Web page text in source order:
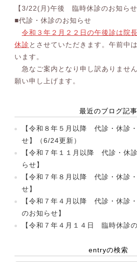
【3/22(月)午後 臨時休診のお知らせ
■代診・休診のお知らせ
令和３年２月２２日の午後診は院
休診とさせていただきます。午前中
います。
急なご案内となり申し訳ありませ
願い申し上げます。
最近のブログ記事
【令和８年５月以降 代診・休診
せ】（6/24更新）
【令和７年１１月以降 代診・休
らせ】
【令和７年８月以降 代診・休診
せ】
【令和７年４月以降 代診・休診
のお知らせ】
【令和７年４月１４日 臨時休診の
entryの検索